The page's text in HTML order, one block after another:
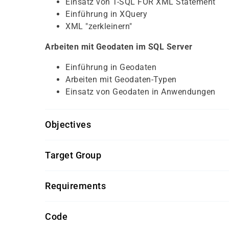
Einführung in XQuery
XML "zerkleinern"
Arbeiten mit Geodaten im SQL Server
Einführung in Geodaten
Arbeiten mit Geodaten-Typen
Einsatz von Geodaten in Anwendungen
Objectives
Kenntnisse in T-SQL Abfragen
Target Group
Requirements
Code